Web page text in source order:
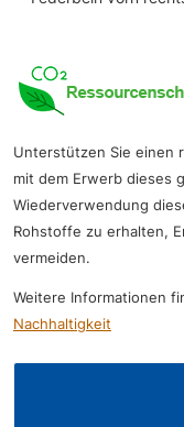
Unterstützen Sie einen
mit dem Erwerb dieses
Wiederverwendung
Rohstoffe zu erhalten,
vermeiden.
Weitere Informationen
Nachhaltigkeit